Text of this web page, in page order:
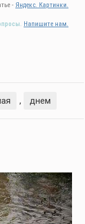
- Яндекс. Картинки.
Напишите нам.
, днем